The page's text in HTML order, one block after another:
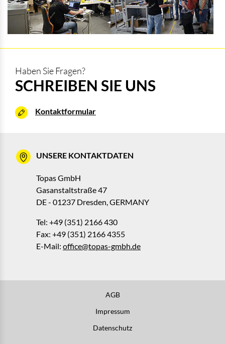
Haben Sie Fragen?
SCHREIBEN SIE UNS
Kontaktformular
UNSERE KONTAKTDATEN
Topas GmbH
Gasanstaltstraße 47
DE - 01237 Dresden, GERMANY
Tel: +49 (351) 2166 430
Fax: +49 (351) 2166 4355
E-Mail: office@topas-gmbh.de
AGB
Impressum
Datenschutz